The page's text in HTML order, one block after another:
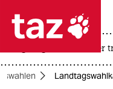
 taz
usa unter